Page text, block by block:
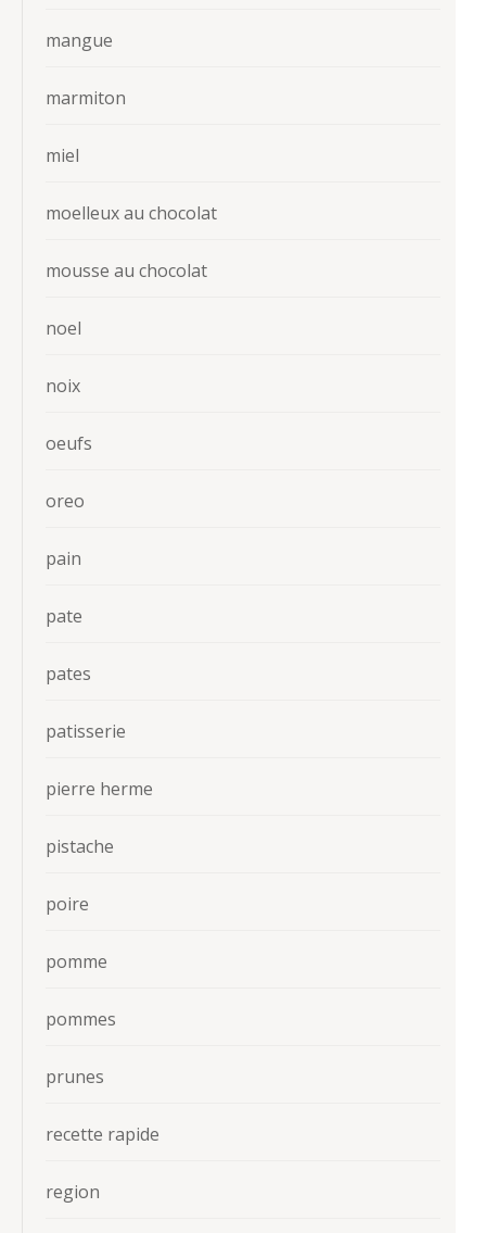
mangue
marmiton
miel
moelleux au chocolat
mousse au chocolat
noel
noix
oeufs
oreo
pain
pate
pates
patisserie
pierre herme
pistache
poire
pomme
pommes
prunes
recette rapide
region